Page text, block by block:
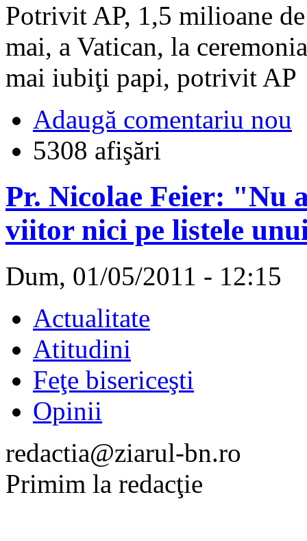
Potrivit AP, 1,5 milioane
mai, a Vatican, la
mai iubiţi papi, potrivit AP
Adaugă comentariu nou
5308 afişări
Pr. Nicolae Feier: "Nu
viitor nici pe listele
Dum, 01/05/2011 - 12:15
Actualitate
Atitudini
Feţe bisericeşti
Opinii
redactia@ziarul-bn.ro
Primim la redacţie